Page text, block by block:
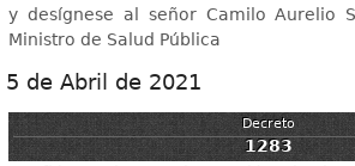
y desígnese al señor Camilo Aurelio
Ministro de Salud Pública
5 de Abril de 2021
Decreto
1283